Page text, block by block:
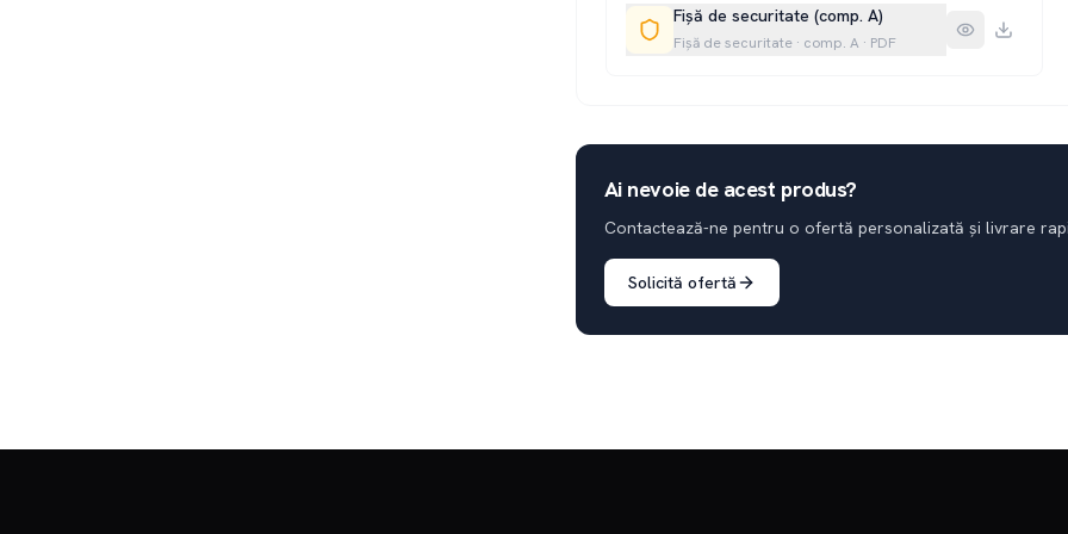
Fișă de securitate (comp. A)
Fișă de securitate· comp. A · PDF
Ai nevoie de acest produs?
Contactează-ne pentru o ofertă personalizată și livrare
Solicită ofertă